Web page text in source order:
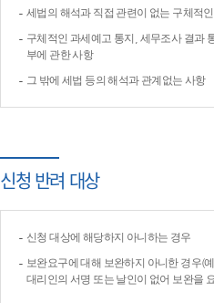
세법의 해석과 직접 관련이 없는 구체적
구체적인 과세예고 통지, 세무조사 결과
부에 관한 사항
그 밖에 세법 등의 해석과 관계없는 사항
신청 반려 대상
신청 대상에 해당하지 아니하는 경우
보완요구에 대해 보완하지 아니한 경우(
대리인의 서명 또는 날인이 없어 보완을